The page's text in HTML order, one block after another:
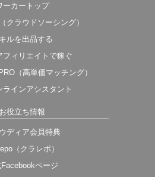
ーカートップ
クラウドソーシング）
ルを出品する
フィリエイトで稼ぐ
（高単価マッチング）
ラインアシスタント
お役立ち情報
ディア会員特典
（クラレポ）
ページ